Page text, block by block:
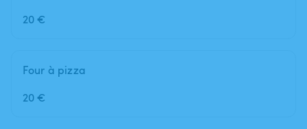
20 €
Four à pizza
20 €